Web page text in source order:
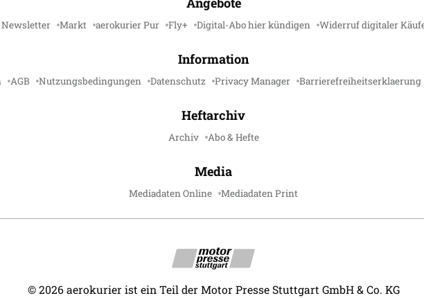
Newsletter Markt aerokurier Pur Fly+ Digital-Abo hier kündigen Widerruf digitaler
Information
AGB Nutzungsbedingungen Datenschutz Privacy Manager Barrierefreiheitserklaerung
Heftarchiv
Archiv Abo & Hefte
Media
Mediadaten Online Mediadaten Print
©2026 aerokurier ist ein Teil der Motor Presse Stuttgart GmbH & Co. KG